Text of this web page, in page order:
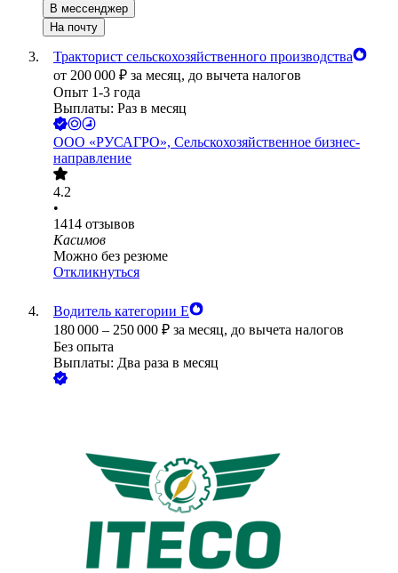
В мессенджер
На почту
Тракторист сельскохозяйственного производства
от 200 000 ₽ за месяц, до вычета налогов
Опыт 1-3 года
Выплаты: Раз в месяц
ООО «РУСАГРО», Сельскохозяйственное бизнес-
направление
4.2
•
1414 отзывов
Касимов
Можно без резюме
Откликнуться
Водитель категории Е
180 000 – 250 000 ₽ за месяц, до вычета налогов
Без опыта
Выплаты: Два раза в месяц